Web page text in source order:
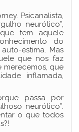
Psicanalista,
neurótico”,
tem aquele
do
estima. Mas
que nos faz
merecemos, que
inflamada,
passa por
neurótico”.
o que todos